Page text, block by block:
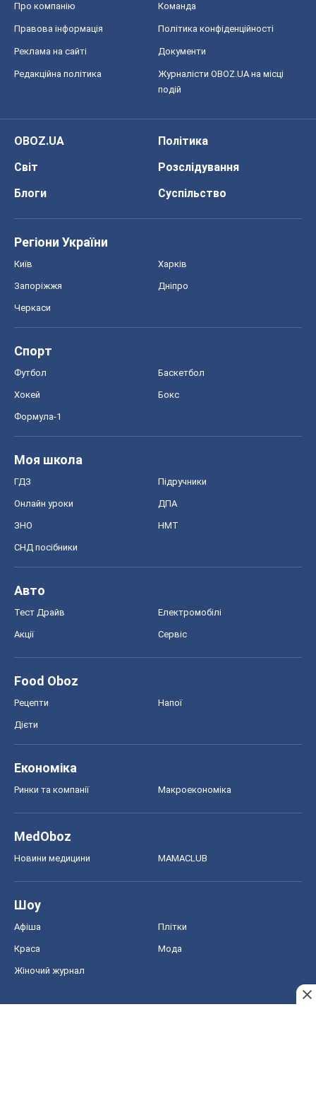
Про компанію Команда
Правова інформація Політика конфіденційності
Реклама на сайті Документи
Редакційна політика
Журналісти OBOZ.UA на місці
подій
OBOZ.UA
Політика
Світ
Розслідування
Блоги
Суспільство
Регіони України
Київ Харків
Запоріжжя Дніпро
Черкаси
Спорт
Футбол Баскетбол
Хокей Бокс
Формула-1
Моя школа
ГДЗ Підручники
Онлайн уроки ДПА
ЗНО НМТ
СНД посібники
Авто
Тест Драйв Електромобілі
Акції Сервіс
Food Oboz
Рецепти Напої
Дієти
Економіка
Ринки та компанії Макроекономіка
MedOboz
Новини медицини MAMACLUB
Шоу
Афіша Плітки
Краса Мода
Жіночий журнал